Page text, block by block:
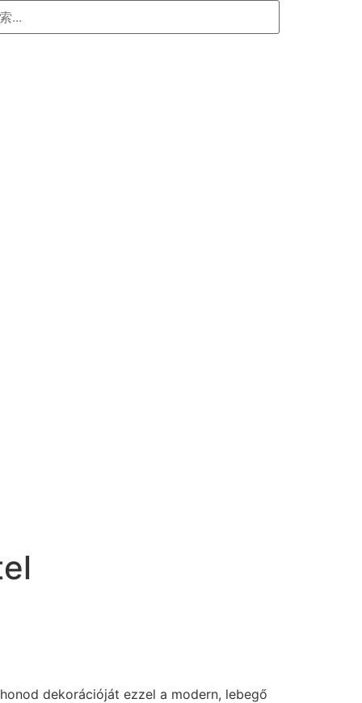
dekorációját ezzel a modern, lebegő